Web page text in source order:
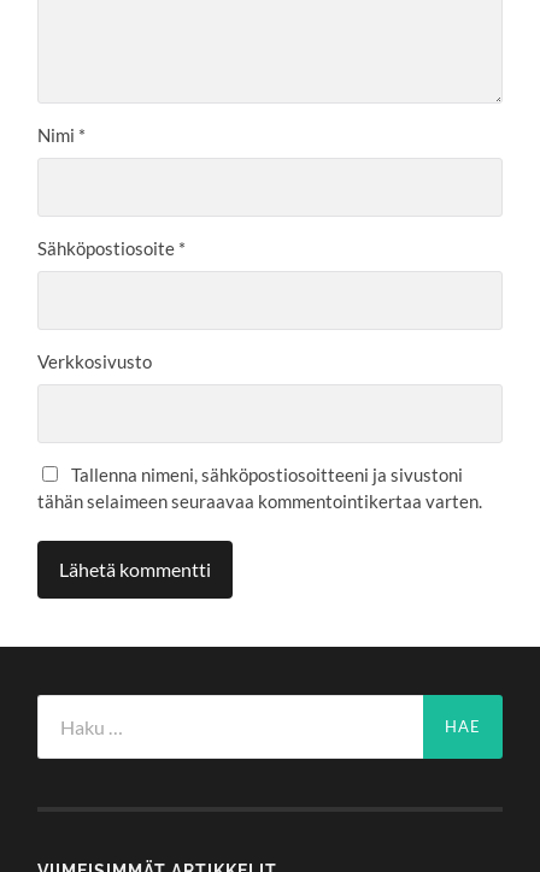
Nimi *
Sähköpostiosoite *
Verkkosivusto
Tallenna nimeni, sähköpostiosoitteeni ja sivustoni
tähän selaimeen seuraavaa kommentointikertaa varten.